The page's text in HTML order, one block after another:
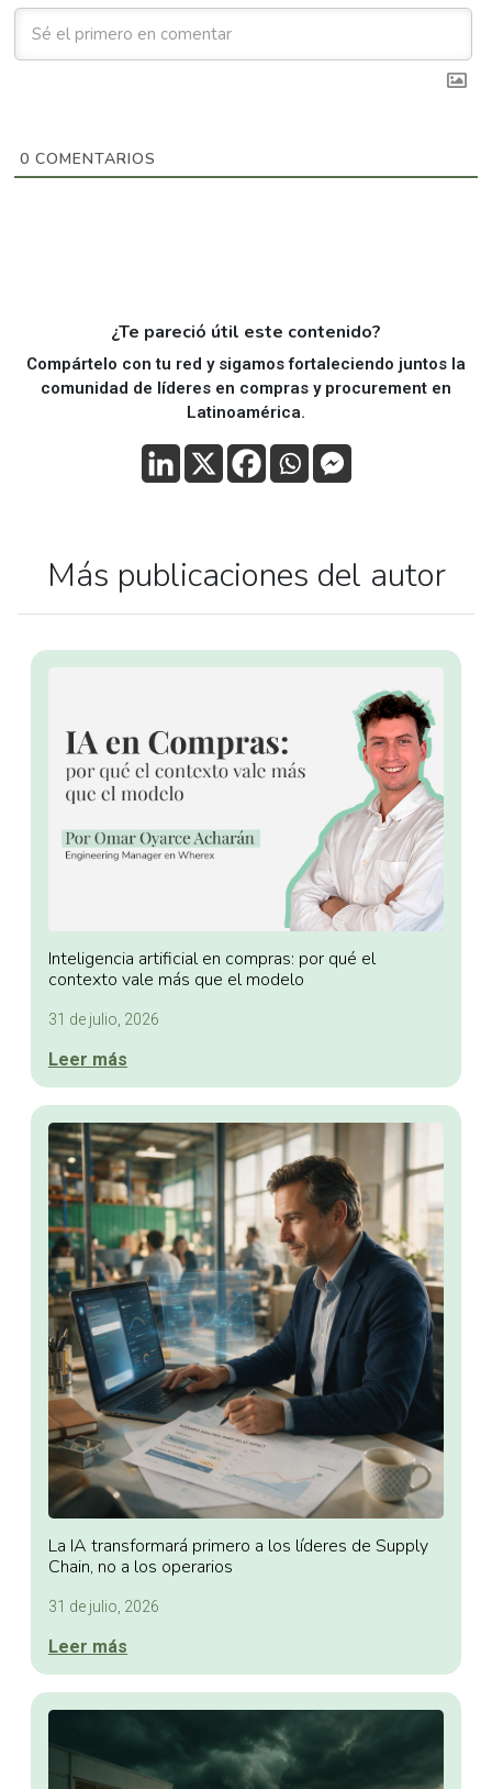
0 COMENTARIOS
¿Te pareció útil este contenido?
Compártelo con tu red y sigamos fortaleciendo juntos la
comunidad de líderes en compras y procurement en
Latinoamérica.
Más publicaciones del autor
Inteligencia artificial en compras: por qué el
contexto vale más que el modelo
31 de julio, 2026
Leer más
La IA transformará primero a los líderes de Supply
Chain, no a los operarios
31 de julio, 2026
Leer más